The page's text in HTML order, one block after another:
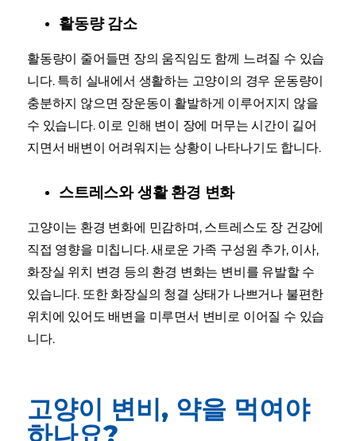
활동량 감소
활동량이 줄어들면 장의 움직임도 함께 느려질 수 있습
니다. 특히 실내에서 생활하는 고양이의 경우 운동량이
충분하지 않으면 장운동이 활발하게 이루어지지 않을
수 있습니다. 이로 인해 변이 장에 머무는 시간이 길어
지면서 배변이 어려워지는 상황이 나타나기도 합니다.
스트레스와 생활 환경 변화
고양이는 환경 변화에 민감하며, 스트레스도 장 건강에
직접 영향을 미칩니다. 새로운 가족 구성원 추가, 이사,
화장실 위치 변경 등의 환경 변화는 변비를 유발할 수
있습니다. 또한 화장실의 청결 상태가 나쁘거나 불편한
위치에 있어도 배변을 미루면서 변비로 이어질 수 있습
니다.
고양이 변비, 약을 먹여야
하나요?